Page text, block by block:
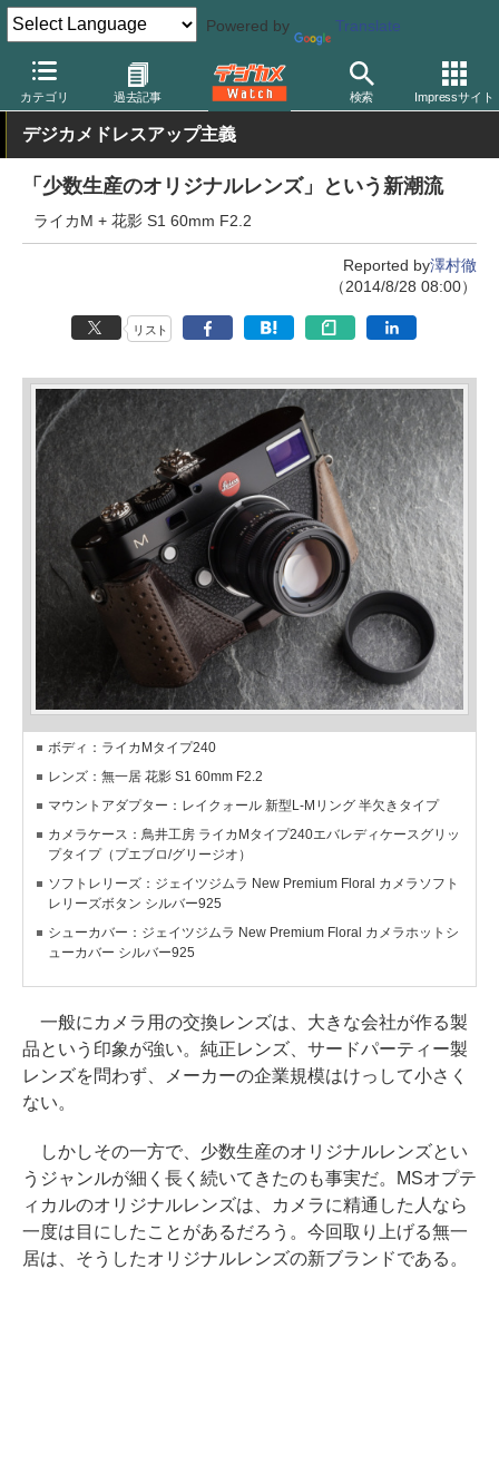
Powered by Translate
カテゴリ 過去記事 検索 Impressサイト
デジカメ Watch カメラ レンジファインダーカメラ ライカ
デジカメドレスアップ主義
「少数生産のオリジナルレンズ」という新潮流
ライカM + 花影 S1 60mm F2.2
Reported by澤村徹
（2014/8/28 08:00）
リスト
ボディ：ライカMタイプ240
レンズ：無一居 花影 S1 60mm F2.2
マウントアダプター：レイクォール 新型L-Mリング 半欠きタイプ
カメラケース：鳥井工房 ライカMタイプ240エバレディケースグリッ
プタイプ（プエブロ/グリージオ）
ソフトレリーズ：ジェイツジムラ New Premium Floral カメラソフト
レリーズボタン シルバー925
シューカバー：ジェイツジムラ New Premium Floral カメラホットシ
ューカバー シルバー925
一般にカメラ用の交換レンズは、大きな会社が作る製
品という印象が強い。純正レンズ、サードパーティー製
レンズを問わず、メーカーの企業規模はけっして小さく
ない。
しかしその一方で、少数生産のオリジナルレンズとい
うジャンルが細く長く続いてきたのも事実だ。MSオプテ
ィカルのオリジナルレンズは、カメラに精通した人なら
一度は目にしたことがあるだろう。今回取り上げる無一
居は、そうしたオリジナルレンズの新ブランドである。